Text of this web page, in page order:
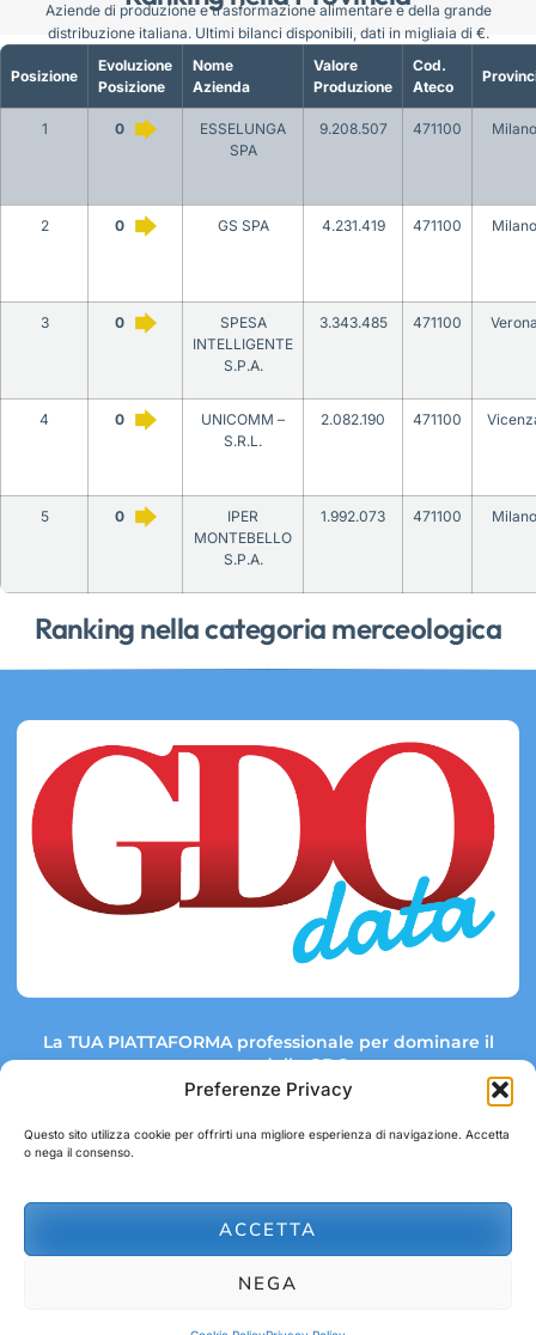
Preferenze Privacy
Questo sito utilizza cookie per offrirti una migliore esperienza di navigazione. Accetta
o nega il consenso.
ACCETTA
NEGA
Ranking nella categoria merceologica
Posizione
Evoluzione
Posizione
Nome
Azienda
Valore
Produzione
Cod.
Ateco
1 0
ESSELUNGA
SPA
9.208.507 471100 Milano
2 0 GS SPA 4.231.419 471100 Milano
3 0
SPESA
INTELLIGENTE
S.P.A.
3.343.485 471100
4 0
UNICOMM –
S.R.L.
2.082.190 471100
5 0
IPER
MONTEBELLO
S.P.A.
1.992.073 471100 Milano
Aziende di produzione e trasformazione alimentare e della grande
distribuzione italiana. Ultimi bilanci disponibili, dati in migliaia di €.
La TUA PIATTAFORMA professionale per dominare il
mercato della GDO.
Link rapidi:
abbonamenti@gdodata.it